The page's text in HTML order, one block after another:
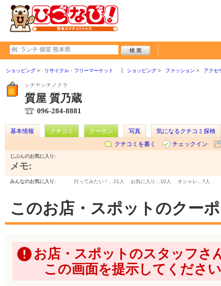
ショッピング リサイクル・フリーマーケット ショッピング ファッション アクセ
シチヤシチノクラ
質屋 質乃蔵
096-284-8881
基本情報 クチコミ クーポン 写真
気になるクチコミ探検
クチコミを書く
チェックイン
じぶんのお気に入り:
メモ:
みんなのお気に入り: 行ってみたい！… 21人 お気に入り… 10人 オシャレ… 7人
このお店・スポットのクー
お店・スポットのスタッフさ
この画面を提示してください